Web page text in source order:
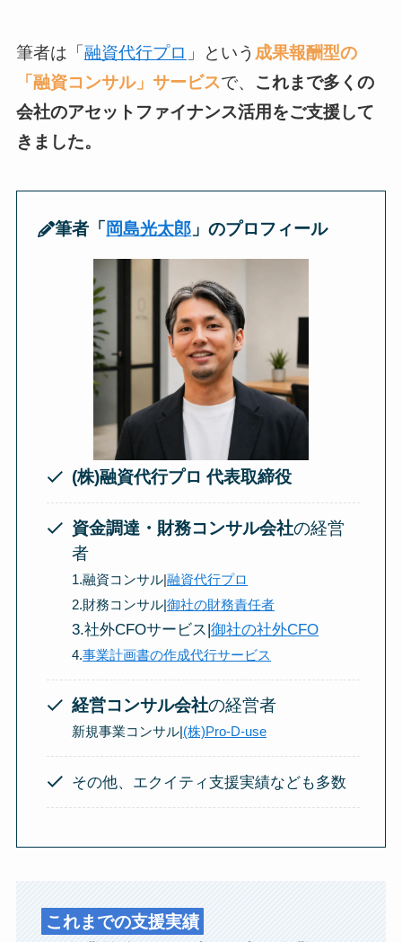
筆者は「 融資代行プロ 」という 成果報酬型の
「融資コンサル」サービスで、 これまで多くの
会社のアセットファイナンス活用をご支援して
きました。
筆者「 岡島光太郎 」のプロフィール
(株)融資代行プロ 代表取締役
資金調達・財務コンサル会社の経営
者
1.融資コンサル|融資代行プロ
2.財務コンサル|御社の財務責任者
3.社外CFOサービス|御社の社外CFO
4.事業計画書の作成代行サービス
経営コンサル会社の経営者
新規事業コンサル|(株)Pro-D-use
その他、エクイティ支援実績なども多数
これまでの支援実績